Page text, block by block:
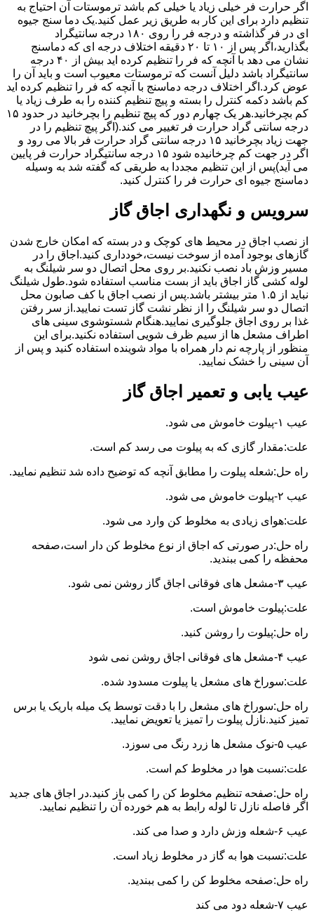
اگر حرارت فر خیلی زیاد یا خیلی کم باشد ترموستات آن احتیاج به
تنظیم دارد برای این کار به طریق زیر عمل کنید.یک دما سنج جیوه
ای در فر گذاشته و درجه فر را روی ۱۸۰ درجه سانتیگراد
بگذارید،اگر پس از ۱۰ تا ۲۰ دقیقه اختلاف درجه ای که دماسنج
نشان می دهد با آنچه که فر را تنظیم کرده اید بیش از ۴۰ درجه
سانتیگراد باشد دلیل آنست که ترموستات معیوب است و باید آن را
عوض کرد.اگر اختلاف درجه دماسنج با آنچه که فر را تنظیم کرده اید
کم باشد دکمه کنترل را بسته و پیچ تنظیم کننده را به طرف زیاد یا
کم بچرخانید.هر یک چهارم دور که پیچ تنظیم را بچرخانید در حدود ۱۵
درجه سانتی گراد حرارت فر تغییر می کند.(اگر پیچ تنظیم را در
جهت زیاد بچرخانید ۱۵ درجه سانتی گراد حرارت فر بالا می رود و
اگر در جهت کم چرخانیده شود ۱۵ درجه سانتیگراد حرارت فر پایین
می آید)پس از این تنظیم مجددا به طریقی که گفته شد به وسیله
دماسنج جیوه ای حرارت فر را کنترل کنید.
سرویس و نگهداری اجاق گاز
از نصب اجاق در محیط های کوچک و در بسته که امکان خارج شدن
گازهای بوجود آمده از سوخت نیست،خودداری کنید.اجاق را در
مسیر وزش باد نصب نکنید.بر روی محل اتصال دو سر شیلنگ به
لوله کشی گاز اجاق باید از بست مناسب استفاده شود.طول شیلنگ
نباید از ۱.۵ متر بیشتر باشد.پس از نصب اجاق با کف صابون محل
اتصال دو سر شیلنگ را از نظر نشت گاز تست نمایید.از سر رفتن
غذا بر روی اجاق جلوگیری نمایید.هنگام شستوشوی سینی های
اطراف مشعل ها از سیم ظرف شویی استفاده نکنید.برای این
منظور از پارچه نم دار همراه با مواد شوینده استفاده کنید و پس از
آن سینی را خشک نمایید.
عیب یابی و تعمیر اجاق گاز
عیب ۱-پیلوت خاموش می شود.
علت:مقدار گازی که به پیلوت می رسد کم است.
راه حل:شعله پیلوت را مطابق آنچه که توضیح داده شد تنظیم نمایید.
عیب ۲-پیلوت خاموش می شود.
علت:هوای زیادی به مخلوط کن وارد می شود.
راه حل:در صورتی که اجاق از نوع مخلوط کن دار است،صفحه
محفظه را کمی ببندید.
عیب ۳-مشعل های فوقانی اجاق گاز روشن نمی شود.
علت:پیلوت خاموش است.
راه حل:پیلوت را روشن کنید.
عیب ۴-مشعل های فوقانی اجاق روشن نمی شود
علت:سوراخ های مشعل یا پیلوت مسدود شده.
راه حل:سوراخ های مشعل را با دقت توسط یک میله باریک یا برس
تمیز کنید.نازل پیلوت را تمیز یا تعویض نمایید.
عیب ۵-نوک مشعل ها زرد رنگ می سوزد.
علت:نسبت هوا در مخلوط کم است.
راه حل:صفحه تنظیم مخلوط کن را کمی باز کنید.در اجاق های جدید
اگر فاصله نازل تا لوله رابط به هم خورده آن را تنظیم نمایید.
عیب ۶-شعله وزش دارد و صدا می کند.
علت:نسبت هوا به گاز در مخلوط زیاد است.
راه حل:صفحه مخلوط کن را کمی ببندید.
عیب ۷-شعله دود می کند